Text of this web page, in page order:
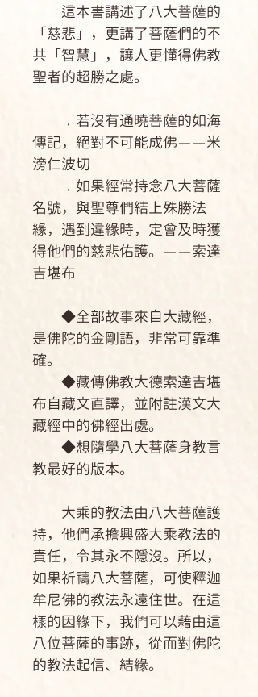
這本書講述了八大菩薩的
「慈悲」，更講了菩薩們的不
共「智慧」，讓人更懂得佛教
聖者的超勝之處。
․若沒有通曉菩薩的如海
傳記，絕對不可能成佛——米
滂仁波切
․如果經常持念八大菩薩
名號，與聖尊們結上殊勝法
緣，遇到違緣時，定會及時獲
得他們的慈悲佑護。——索達
吉堪布
◆全部故事來自大藏經，
是佛陀的金剛語，非常可靠準
確。
◆藏傳佛教大德索達吉堪
布自藏文直譯，並附註漢文大
藏經中的佛經出處。
◆想隨學八大菩薩身教言
教最好的版本。
大乘的教法由八大菩薩護
持，他們承擔興盛大乘教法的
責任，令其永不隱沒。所以，
如果祈禱八大菩薩，可使釋迦
牟尼佛的教法永遠住世。在這
樣的因緣下，我們可以藉由這
八位菩薩的事跡，從而對佛陀
的教法起信、結緣。